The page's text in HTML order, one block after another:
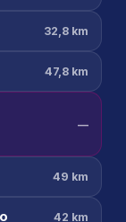
32,8 km
47,8 km
—
49 km
42 km